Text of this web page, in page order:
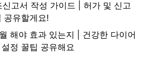
신고서 작성 가이드 | 허가 및 신고
공유할게요!
해야 효과 있는지 | 건강한 다이어
정 꿀팁 공유해요